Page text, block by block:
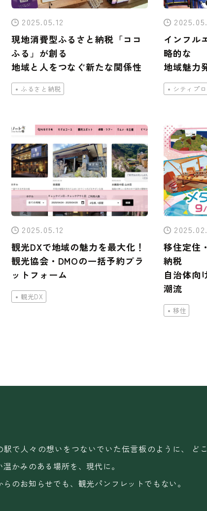
2025.05.12
現地消費型ふるさと納税「ココ
ふる」が創る
地域と人をつなぐ新たな関係性
ふるさと納税
インフル
略的な
地域魅力
シティプ
2025.05.12
観光DXで地域の魅力を最大化！
観光協会・DMOの一括予約プラ
ットフォーム
観光DX
移住定住
納税
自治体向
潮流
移住
駅で人々の想いをつないでいた伝言板のように、
ど
温かみのある場所を、現代に。
らのお知らせでも、観光パンフレットでもない。